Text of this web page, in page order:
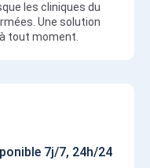
les cliniques du
Une solution
tout moment.
7j/7, 24h/24